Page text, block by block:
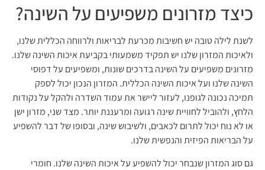
כיצד מזרונים משפיעים על השינה?
לשנת לילה טובה יש חשיבות מכרעת לבריאות ולרווחה הכללית שלנו,
ולאיכות המזרון שלנו יש תפקיד משמעותי בקביעת איכות השינה שלנו.
מזרונים משפיעים על השינה בדרכים שונות, ומשפיעים על דפוסי
השינה שלנו ועל איכות השינה הכללית. המזרון הנכון יכול לספק
תמיכה נכונה לגופנו, לעזור ליישר את עמוד השדרה ולהקל על נקודות
הלחץ, ולהוביל לחוויית שינה רגועה ומרעננת יותר. מצד שני, מזרון ישן
או לא נוח יכול לתרום לכאבים, ולשיבוש שינה, ובסופו של דבר להשפיע
על הבריאות הפיזית והנפשית שלנו.
גם סוג המזרון שנבחר יכול להשפיע על איכות השינה שלנו. חומרי